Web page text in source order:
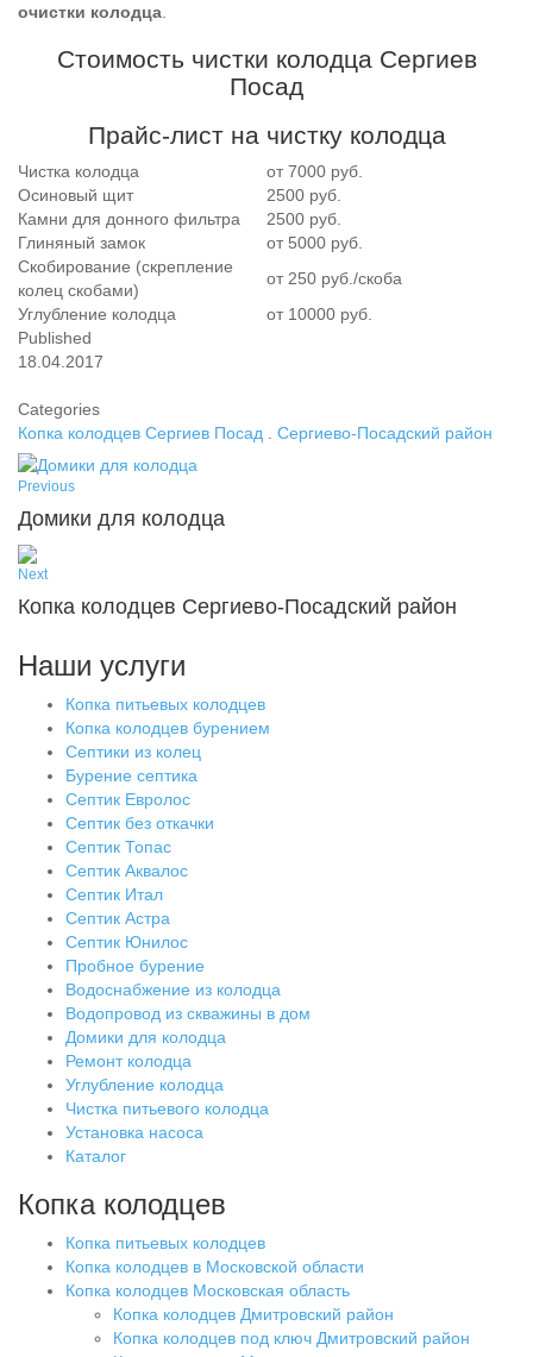
очистки колодца.
Стоимость чистки колодца Сергиев
Посад
Прайс-лист на чистку колодца
Чистка колодца
от 7000 руб.
Осиновый щит
2500 руб.
Камни для донного фильтра
2500 руб.
Глиняный замок
от 5000 руб.
Скобирование (скрепление
колец скобами)
от 250 руб./скоба
Углубление колодца
от 10000 руб.
Published
18.04.2017
Categories
Копка колодцев Сергиев Посад . Сергиево-Посадский район
Previous
Домики для колодца
Next
Копка колодцев Сергиево-Посадский район
Наши услуги
Копка питьевых колодцев
Копка колодцев бурением
Септики из колец
Бурение септика
Септик Евролос
Септик без откачки
Септик Топас
Септик Аквалос
Септик Итал
Септик Астра
Септик Юнилос
Пробное бурение
Водоснабжение из колодца
Водопровод из скважины в дом
Домики для колодца
Ремонт колодца
Углубление колодца
Чистка питьевого колодца
Установка насоса
Каталог
Копка колодцев
Копка питьевых колодцев
Копка колодцев в Московской области
Копка колодцев Московская область
Копка колодцев Дмитровский район
Копка колодцев под ключ Дмитровский район